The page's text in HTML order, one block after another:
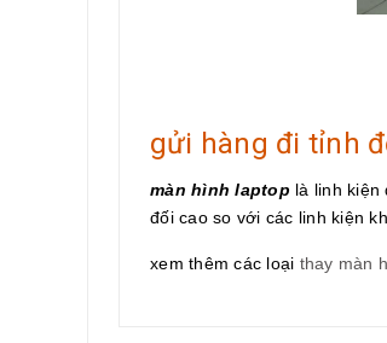
gửi hàng đi tỉnh
màn hình laptop là linh kiện
đối cao so với các linh kiện
xem thêm các loại thay màn